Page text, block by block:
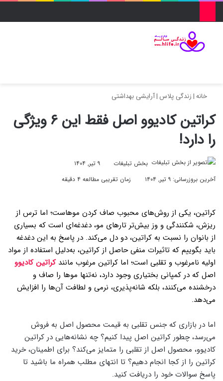
خانه|زندگی پلاس |آرایشی بهداشتی
کراتین کادیوو اصل فقط این ۶ ویژگی
را دارد!
بخش تبلیغات
۹ تیر, ۱۴۰۴
آخرین بروزرسانی: ۹ تیر, ۱۴۰۴
زمان تقریبی مطالعه ۴ دقیقه
کراتین، یکی از روش‌های محبوب صاف کردن موها‌ست؛ اما ترس از
ریزش، شکنندگی و وز بیش‌تر تارهای مو، دغدغه‌ای است که بسیاری
از بانوان را نسبت به کراتین، دو دل می‌کند. در پاسخ به این دغدغه
باید بگوییم که تاثیرات منفی حاصل از کراتین، به‌دلیل استفاده از مواد
اولیه نامرغوب و تقلبی است؛ اما کراتین مرغوب مانندکراتین کادیوو
اصل که در کمپانی بختیاری وجود دارد، نه‌تنها موها را صاف و
درخشنده می‌کنند، بلکه شانه‌پذیری، نرمی و لطافت آن‌ها را افزایش
می‌دهد.
اما در بازاری که جنس تقلبی به قیمت محصول اصل به فروش
می‌رسد، چطور کراتین اصل پیدا کنیم؟ چه نشانه‌هایی در کراتین
کادیوو، محصول اصل از تقلبی را متمایز می‌کند؟ برای اطمینان، خرید
کراتین را از کجا انجام دهیم؟ تا انتهای مطلب همراه ما باشید تا
پاسخ سوالات خود را دریافت کنید.